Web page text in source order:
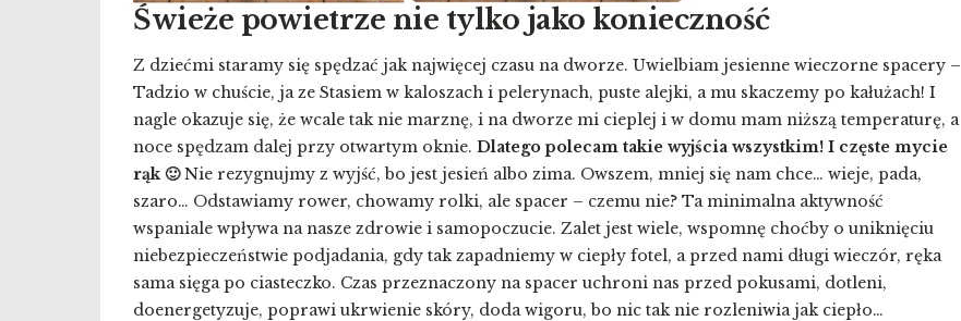
Świeże powietrze nie tylko jako konieczność
Z dziećmi staramy się spędzać jak najwięcej czasu na dworze. Uwielbiam jesienne wieczorne spacery –
Tadzio w chuście, ja ze Stasiem w kaloszach i pelerynach, puste alejki, a mu skaczemy po kałużach! I
nagle okazuje się, że wcale tak nie marznę, i na dworze mi cieplej i w domu mam niższą temperaturę, a
noce spędzam dalej przy otwartym oknie. Dlatego polecam takie wyjścia wszystkim! I częste mycie
rąk 🙂Nie rezygnujmy z wyjść, bo jest jesień albo zima. Owszem, mniej się nam chce… wieje, pada,
szaro… Odstawiamy rower, chowamy rolki, ale spacer – czemu nie? Ta minimalna aktywność
wspaniale wpływa na nasze zdrowie i samopoczucie. Zalet jest wiele, wspomnę choćby o uniknięciu
niebezpieczeństwie podjadania, gdy tak zapadniemy w ciepły fotel, a przed nami długi wieczór, ręka
sama sięga po ciasteczko. Czas przeznaczony na spacer uchroni nas przed pokusami, dotleni,
doenergetyzuje, poprawi ukrwienie skóry, doda wigoru, bo nic tak nie rozleniwia jak ciepło…